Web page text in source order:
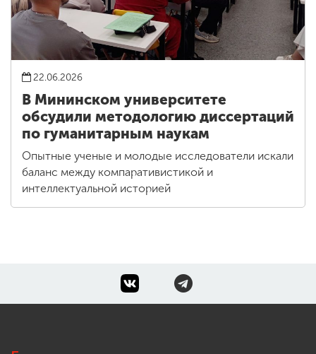
22.06.2026
В Мининском университете
обсудили методологию диссертаций
по гуманитарным наукам
Опытные ученые и молодые исследователи искали
баланс между компаративистикой и
интеллектуальной историей